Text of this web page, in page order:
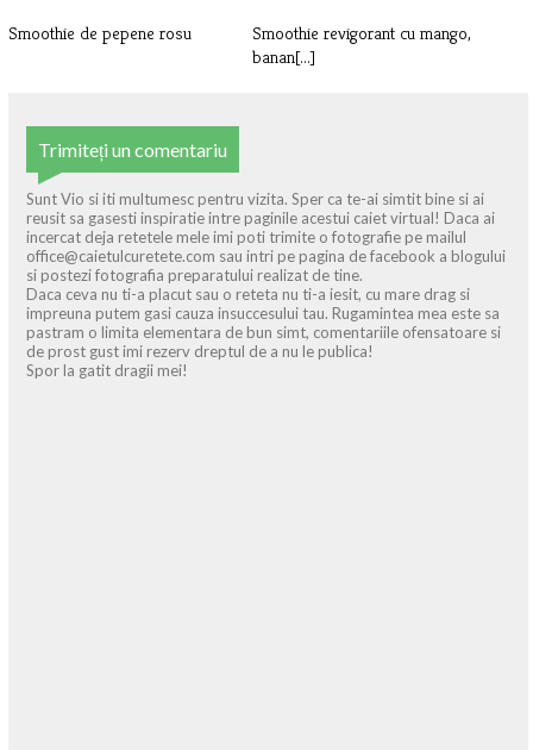
Smoothie de pepene rosu
Smoothie revigorant cu mango,
banan[...]
Trimiteți un comentariu
Sunt Vio si iti multumesc pentru vizita. Sper ca te-ai simtit bine si ai
reusit sa gasesti inspiratie intre paginile acestui caiet virtual! Daca ai
incercat deja retetele mele imi poti trimite o fotografie pe mailul
office@caietulcuretete.com sau intri pe pagina de facebook a blogului
si postezi fotografia preparatului realizat de tine.
Daca ceva nu ti-a placut sau o reteta nu ti-a iesit, cu mare drag si
impreuna putem gasi cauza insuccesului tau. Rugamintea mea este sa
pastram o limita elementara de bun simt, comentariile ofensatoare si
de prost gust imi rezerv dreptul de a nu le publica!
Spor la gatit dragii mei!